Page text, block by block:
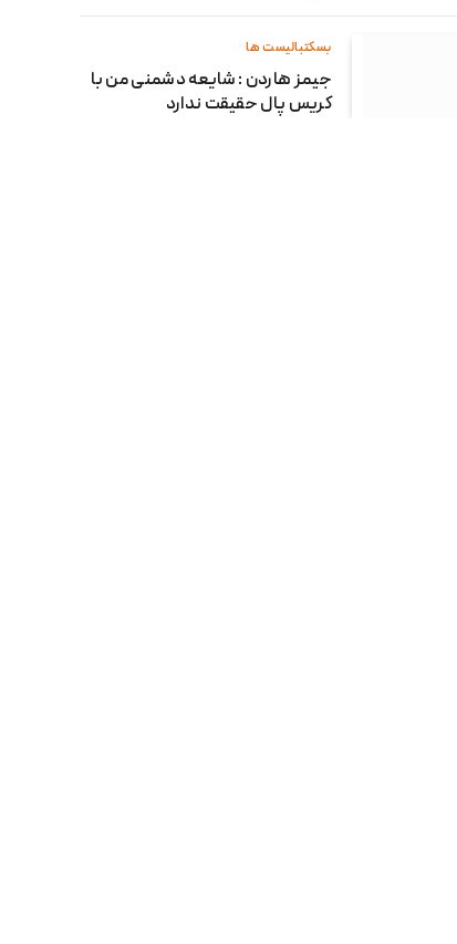
بسکتبالیست ها
جیمز هاردن : شایعه دشمنی من با
کریس پال حقیقت ندارد